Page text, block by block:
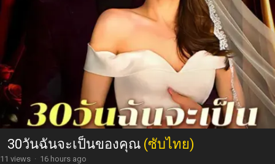
30วันฉันจะเป็นของคุณ (ซับไทย)
11 views · 16 hours ago